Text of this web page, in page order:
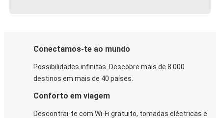
Conectamos-te ao mundo
Possibilidades infinitas. Descobre mais de 8 000
destinos em mais de 40 países.
Conforto em viagem
Descontrai-te com Wi-Fi gratuito, tomadas eléctricas e